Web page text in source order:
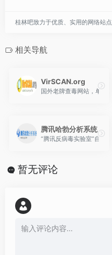
桂林吧致力于优质、实用的网络站
相关导航
VirSCAN.org
国外老牌查毒网站，单文
腾讯哈勃分析系统
“腾讯反病毒实验室”自主
暂无评论